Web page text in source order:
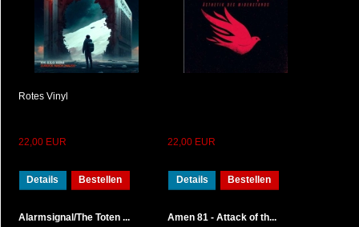
Rotes Vinyl
22,00 EUR
Details Bestellen
22,00 EUR
Details Bestellen
Alarmsignal/The Toten ... Amen 81 - Attack of th...